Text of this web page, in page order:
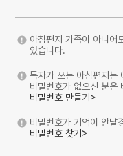
아침편지 가족이 아니어
있습니다.
독자가 쓰는 아침편지는
비밀번호가 없으신 분은
비밀번호 만들기>
비밀번호가 기억이 안날
비밀번호 찾기>